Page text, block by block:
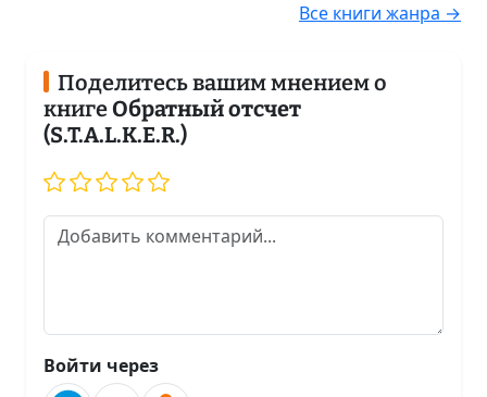
Все книги жанра →
Поделитесь вашим мнением о
книгеОбратный отсчет
(S.T.A.L.K.E.R.)
Войти через